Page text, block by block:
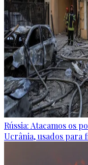
Rússia: Atacamos os
Ucrânia, usados para